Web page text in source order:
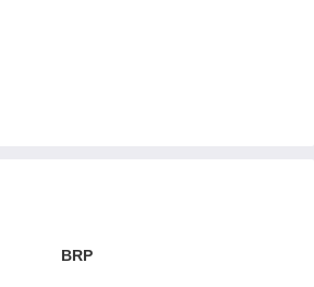
BRP